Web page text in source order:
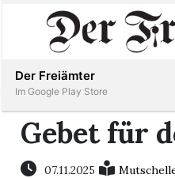
Immobilien
Inserieren
Gebet für
07.11.2025
Der Freiämter
Im Google Play Store